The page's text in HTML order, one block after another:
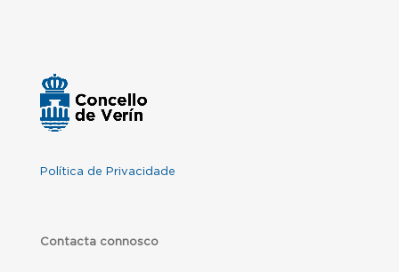
Política de Privacidade
Contacta connosco